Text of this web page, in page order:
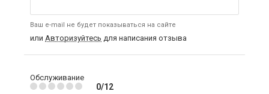
Ваш e-mail не будет показываться на сайте
или Авторизуйтесь для написания отзыва
Обслуживание
0/12